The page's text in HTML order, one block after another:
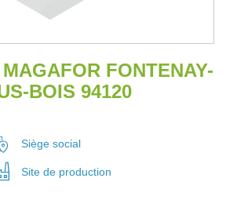
FONTENAY-
BOIS 94120
Siège social
Site de production